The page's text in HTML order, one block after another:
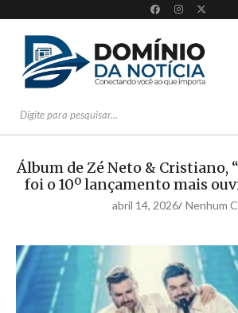
Álbum de Zé Neto & Cristiano,
foi o 10º lançamento mais
abril 14, 2026/ Nenhum